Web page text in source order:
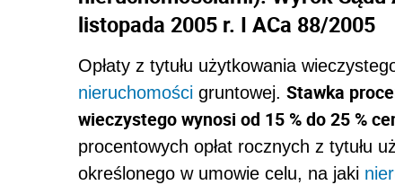
listopada 2005 r. I ACa 88/2005
Opłaty z tytułu użytkowania
nieruchomości gruntowej. Stawka
wieczystego wynosi od 15 % do 25 %
procentowych opłat rocznych z tytułu
określonego w umowie celu, na jaki